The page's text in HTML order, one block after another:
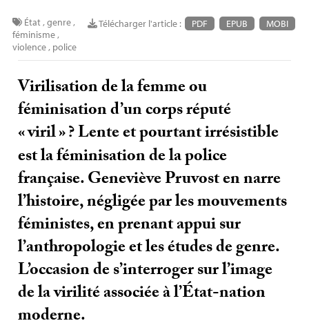
Télécharger l'article : PDF EPUB MOBI
État,genre,
féminisme,
violence, police
Virilisation de la femme ou
féminisation d’un corps réputé
«viril»? Lente et pourtant irrésistible
est la féminisation de la police
française. Geneviève Pruvost en narre
l’histoire, négligée par les mouvements
féministes, en prenant appui sur
l’anthropologie et les études de genre.
L’occasion de s’interroger sur l’image
de la virilité associée à l’État-nation
moderne.